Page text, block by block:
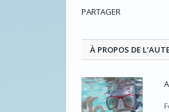
PARTAGER
À PROPOS DE